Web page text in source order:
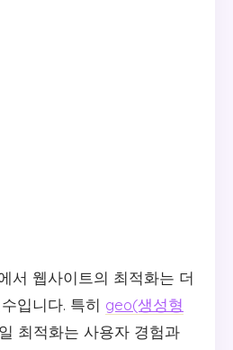
서 웹사이트의 최적화는 더
입니다. 특히 geo(생성형
최적화는 사용자 경험과